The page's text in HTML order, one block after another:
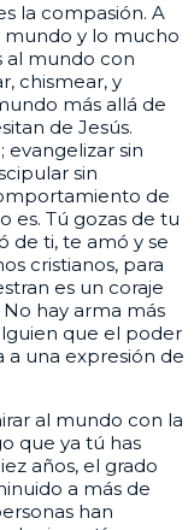
la compasión. A
mundo y lo mucho
al mundo con
chismear, y
más allá de
de Jesús.
evangelizar sin
sin
de
es. Tú gozas de tu
de ti, te amó y se
cristianos, para
es un coraje
hay arma más
que el poder
a una expresión de
al mundo con la
que ya tú has
años, el grado
a más de
han